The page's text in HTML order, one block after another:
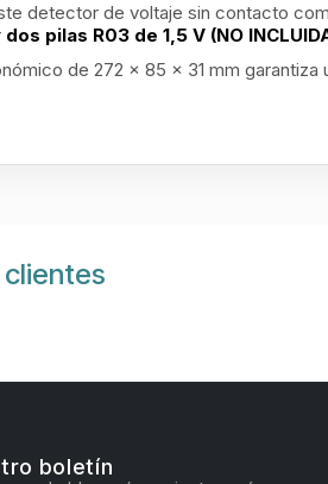
detector de voltaje sin contacto
dos pilas R03 de 1,5 V (NO
de 272 x 85 x 31 mm
clientes
boletín